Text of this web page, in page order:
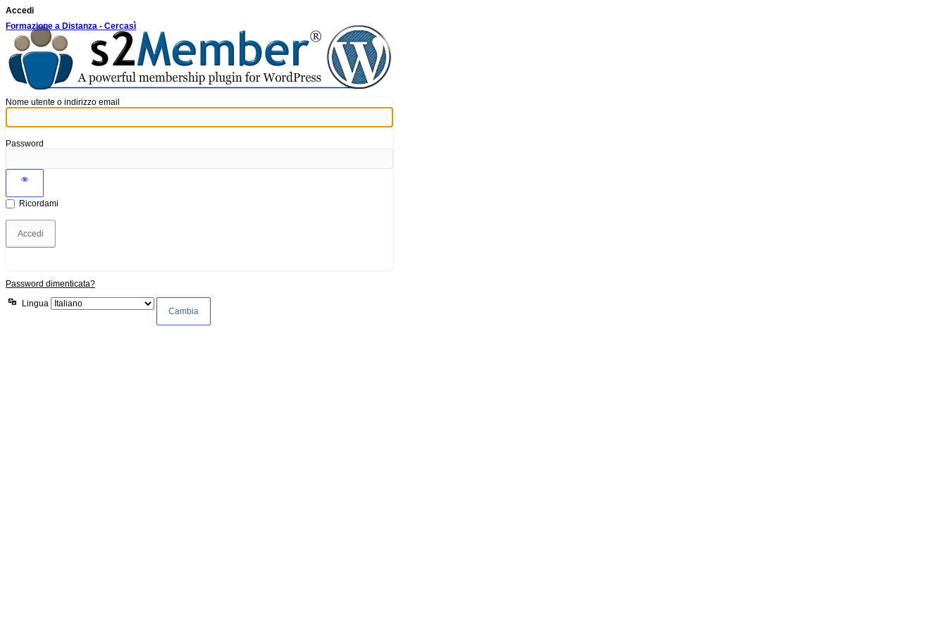
Accedi
Formazione a Distanza - Cercasì
Nome utente o indirizzo email
Password
Ricordami
Password dimenticata?
Lingua